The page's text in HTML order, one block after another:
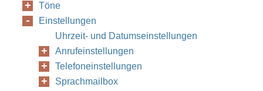
Töne
Einstellungen
Uhrzeit- und Datumseinstellungen
Anrufeinstellungen
Telefoneinstellungen
Sprachmailbox